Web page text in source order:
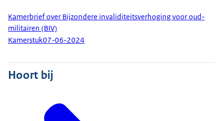
Kamerbrief over Bijzondere invaliditeitsverhoging voor oud-
militairen (BIV)
Kamerstuk07-06-2024
Hoort bij